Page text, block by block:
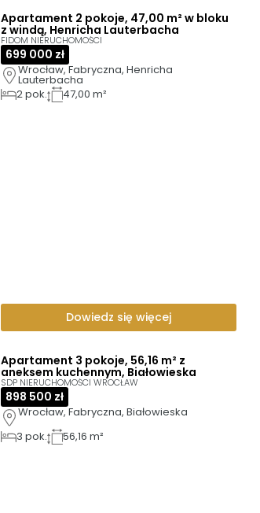
Apartament 2 pokoje, 47,00 m² w bloku
z windą, Henricha Lauterbacha
FIDOM NIERUCHOMOŚCI
699 000 zł
Wrocław, Fabryczna, Henricha
Lauterbacha
2pok. 47,00 m²
Dowiedz się więcej
Apartament 3 pokoje, 56,16 m² z
aneksem kuchennym, Białowieska
SDP NIERUCHOMOŚCI WROCŁAW
898 500 zł
Wrocław, Fabryczna, Białowieska
3 pok. 56,16 m²